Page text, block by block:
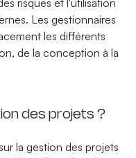
risques et l'utilisation
Les gestionnaires
les différents
de la conception à la
des projets ?
la gestion des projets